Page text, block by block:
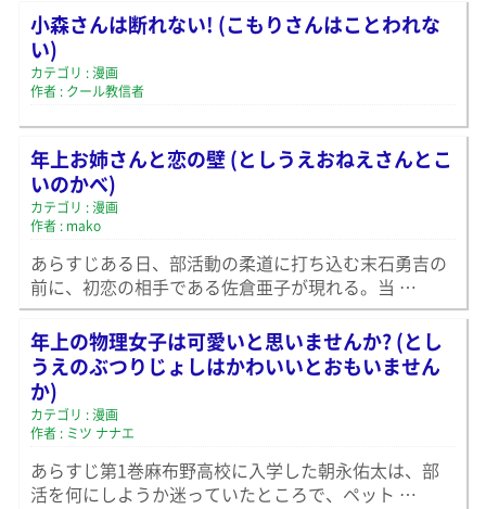
小森さんは断れない! (こもりさんはことわれな
い)
カテゴリ : 漫画
作者 : クール教信者
年上お姉さんと恋の壁 (としうえおねえさんとこ
いのかべ)
カテゴリ : 漫画
作者 : mako
あらすじある日、部活動の柔道に打ち込む末石勇吉の
前に、初恋の相手である佐倉亜子が現れる。当 …
年上の物理女子は可愛いと思いませんか? (とし
うえのぶつりじょしはかわいいとおもいません
か)
カテゴリ : 漫画
作者 : ミツ ナナエ
あらすじ第1巻麻布野高校に入学した朝永佑太は、部
活を何にしようか迷っていたところで、ペット …